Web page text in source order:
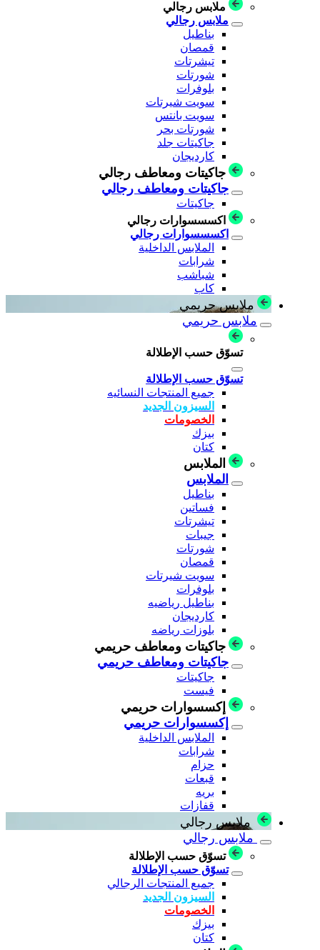
ملابس رجالي
ملابس رجالي
بناطيل
قمصان
تيشرتات
شورتات
بلوفرات
سويت شيرتات
سويت بانتس
شورتات بحر
جاكيتات جلد
كارديجان
جاكيتات ومعاطف رجالي
جاكيتات ومعاطف رجالي
جاكيتات
اكسسسوارات رجالي
اكسسسوارات رجالي
الملابس الداخلية
شرابات
شباشب
كاب
ملابس حريمي
ملابس حريمي
تسوّق حسب الإطلالة
تسوّق حسب الإطلالة
جميع المنتجات النسائيه
السيزون الجديد
الخصومات
بيزك
كتان
الملابس
الملابس
بناطيل
فساتين
تيشرتات
جيبات
شورتات
قمصان
سويت شيرتات
بلوفرات
بناطيل رياضيه
كارديجان
بلوزات رياضه
جاكيتات ومعاطف حريمي
جاكيتات ومعاطف حريمي
جاكيتات
فيست
إكسسوارات حريمي
إكسسوارات حريمي
الملابس الداخلية
شرابات
حزام
قبعات
بريه
قفازات
ملابس رجالي
ملابس رجالي
تسوّق حسب الإطلالة
تسوّق حسب الإطلالة
جميع المنتجات الرجالي
السيزون الجديد
الخصومات
بيزك
كتان